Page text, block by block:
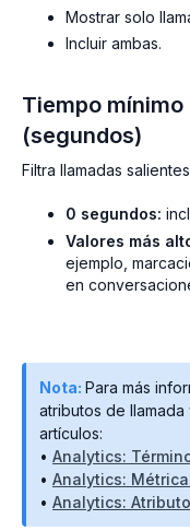
Mostrar solo
Incluir ambas.
Tiempo
(segundos)
Filtra llamadas
0 segundos:
Valores más
ejemplo,
en
Nota: Para más
atributos de
artículos:
• Analytics:
• Analytics:
• Analytics: